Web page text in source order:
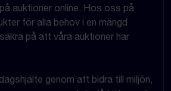
auktioner online. Hos oss på
för alla behov i en mängd
på att våra auktioner har
genom att bidra till miljön,